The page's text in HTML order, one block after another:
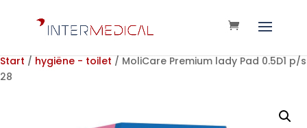
Start / hygiëne - toilet / MoliCare Premium lady Pad 0.5D1 p/s
28